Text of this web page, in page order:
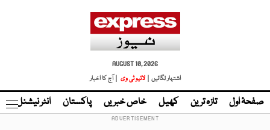
AUGUST 10, 2026
اشتہار لگائیں |
لائیو ٹی وی | آج کا اخبار
صفحۂ اول تازہ ترین کھیل خاص خبریں پاکستان انٹر نیشنل